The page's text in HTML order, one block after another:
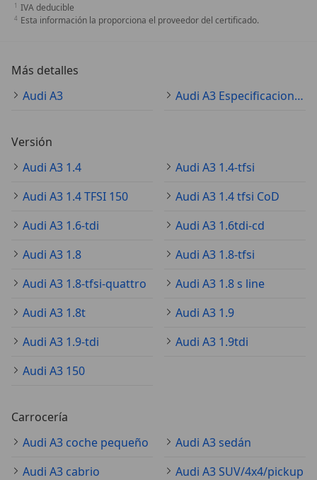
IVA deducible
Esta información la proporciona el proveedor del certificado.
Más detalles
Audi A3
Audi A3 Especificaciones técnicas
Versión
Audi A3 1.4
Audi A3 1.4-tfsi
Audi A3 1.4 TFSI 150
Audi A3 1.4 tfsi CoD
Audi A3 1.6-tdi
Audi A3 1.6tdi-cd
Audi A3 1.8
Audi A3 1.8-tfsi
Audi A3 1.8-tfsi-quattro
Audi A3 1.8 s line
Audi A3 1.8t
Audi A3 1.9
Audi A3 1.9-tdi
Audi A3 1.9tdi
Audi A3 150
Carrocería
Audi A3 coche pequeño
Audi A3 sedán
Audi A3 cabrio
Audi A3 SUV/4x4/pickup